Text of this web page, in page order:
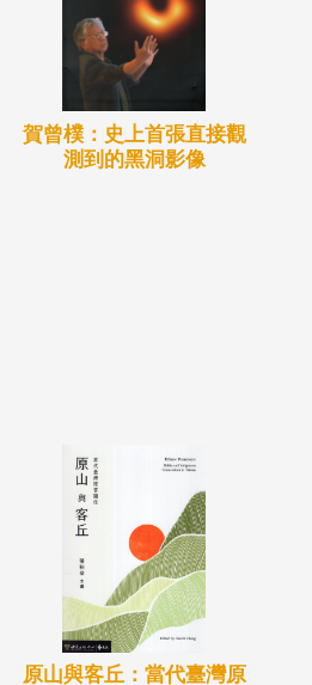
賀曾樸：史上首張直接觀
測到的黑洞影像
原山與客丘：當代臺灣原